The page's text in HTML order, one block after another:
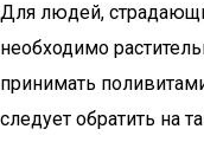
Для людей,
необходимо
принимать
следует обратить на